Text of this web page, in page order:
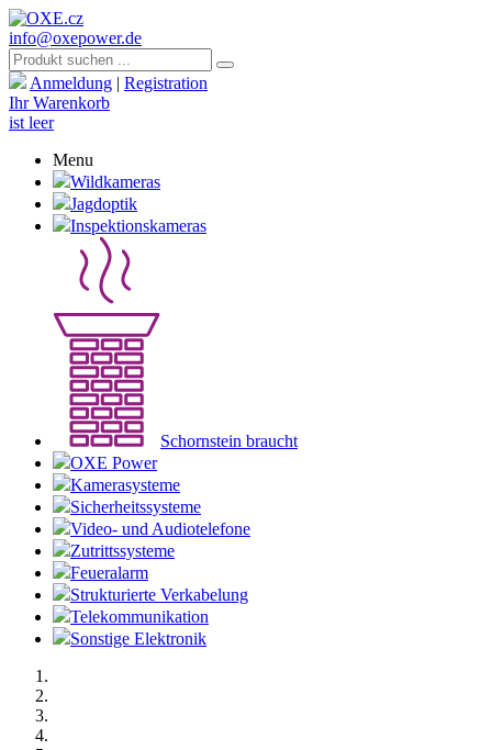
info@oxepower.de
Anmeldung | Registration
Ihr Warenkorb
ist leer
Menu
Wildkameras
Jagdoptik
Inspektionskameras
Schornstein braucht
OXE Power
Kamerasysteme
Sicherheitssysteme
Video- und Audiotelefone
Zutrittssysteme
Feueralarm
Strukturierte Verkabelung
Telekommunikation
Sonstige Elektronik